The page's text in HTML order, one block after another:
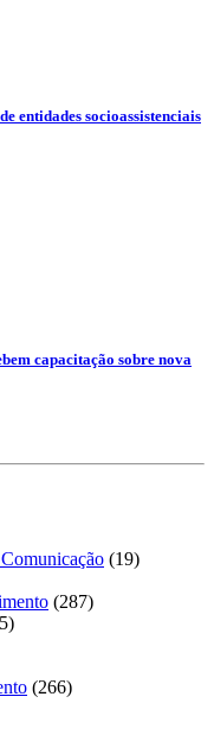
entidades socioassistenciais
capacitação sobre nova
(19)
(287)
(266)